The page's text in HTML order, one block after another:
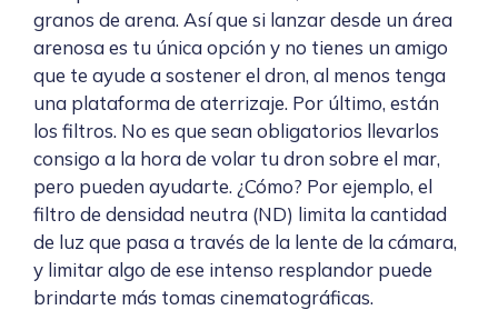
granos de arena. Así que si lanzar desde un área
arenosa es tu única opción y no tienes un amigo
que te ayude a sostener el dron, al menos tenga
una plataforma de aterrizaje. Por último, están
los filtros. No es que sean obligatorios llevarlos
consigo a la hora de volar tu dron sobre el mar,
pero pueden ayudarte. ¿Cómo? Por ejemplo, el
filtro de densidad neutra (ND) limita la cantidad
de luz que pasa a través de la lente de la cámara,
y limitar algo de ese intenso resplandor puede
brindarte más tomas cinematográficas.